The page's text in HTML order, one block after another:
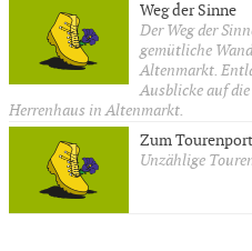
Weg der Sinne
Der Weg der
gemütliche
Altenmarkt.
Ausblicke auf die
Herrenhaus in Altenmarkt.
Zum
Unzählige